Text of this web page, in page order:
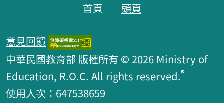
首頁 頭頁
意見回饋
中華民國教育部 版權所有 © 2026 Ministry of
Education, R.O.C. All rights reserved.®
使用人次：647538659